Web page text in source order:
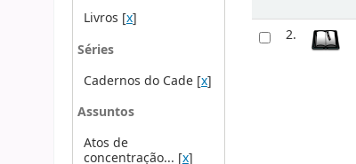
Livros [x]
Séries
Cadernos do Cade[x]
Assuntos
Atos de
concentração... [x]
2.